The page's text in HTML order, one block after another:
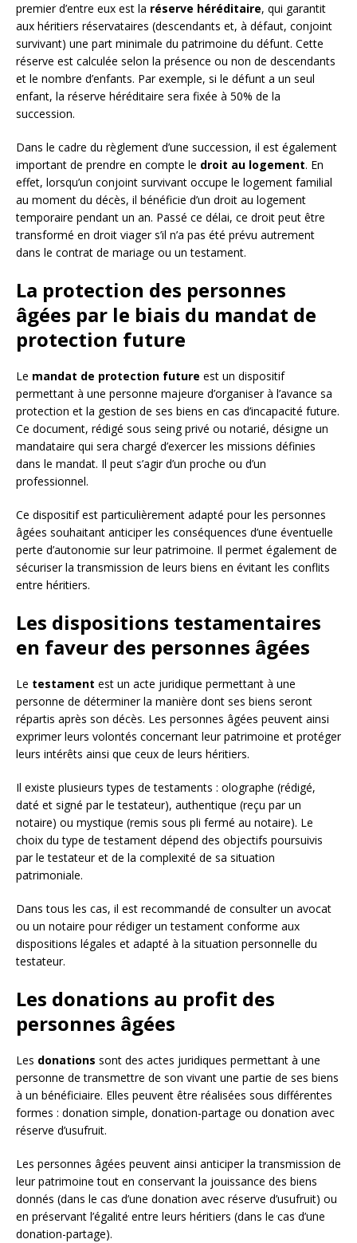
premier d’entre eux est la réserve héréditaire, qui garantit
aux héritiers réservataires (descendants et, à défaut, conjoint
survivant) une part minimale du patrimoine du défunt. Cette
réserve est calculée selon la présence ou non de descendants
et le nombre d’enfants. Par exemple, si le défunt a un seul
enfant, la réserve héréditaire sera fixée à 50% de la
succession.
Dans le cadre du règlement d’une succession, il est également
important de prendre en compte le droit au logement. En
effet, lorsqu’un conjoint survivant occupe le logement familial
au moment du décès, il bénéficie d’un droit au logement
temporaire pendant un an. Passé ce délai, ce droit peut être
transformé en droit viager s’il n’a pas été prévu autrement
dans le contrat de mariage ou un testament.
La protection des personnes
âgées par le biais du mandat de
protection future
Le mandat de protection future est un dispositif
permettant à une personne majeure d’organiser à l’avance sa
protection et la gestion de ses biens en cas d’incapacité future.
Ce document, rédigé sous seing privé ou notarié, désigne un
mandataire qui sera chargé d’exercer les missions définies
dans le mandat. Il peut s’agir d’un proche ou d’un
professionnel.
Ce dispositif est particulièrement adapté pour les personnes
âgées souhaitant anticiper les conséquences d’une éventuelle
perte d’autonomie sur leur patrimoine. Il permet également de
sécuriser la transmission de leurs biens en évitant les conflits
entre héritiers.
Les dispositions testamentaires
en faveur des personnes âgées
Le testament est un acte juridique permettant à une
personne de déterminer la manière dont ses biens seront
répartis après son décès. Les personnes âgées peuvent ainsi
exprimer leurs volontés concernant leur patrimoine et protéger
leurs intérêts ainsi que ceux de leurs héritiers.
Il existe plusieurs types de testaments : olographe (rédigé,
daté et signé par le testateur), authentique (reçu par un
notaire) ou mystique (remis sous pli fermé au notaire). Le
choix du type de testament dépend des objectifs poursuivis
par le testateur et de la complexité de sa situation
patrimoniale.
Dans tous les cas, il est recommandé de consulter un avocat
ou un notaire pour rédiger un testament conforme aux
dispositions légales et adapté à la situation personnelle du
testateur.
Les donations au profit des
personnes âgées
Les donations sont des actes juridiques permettant à une
personne de transmettre de son vivant une partie de ses biens
à un bénéficiaire. Elles peuvent être réalisées sous différentes
formes : donation simple, donation-partage ou donation avec
réserve d’usufruit.
Les personnes âgées peuvent ainsi anticiper la transmission de
leur patrimoine tout en conservant la jouissance des biens
donnés (dans le cas d’une donation avec réserve d’usufruit) ou
en préservant l’égalité entre leurs héritiers (dans le cas d’une
donation-partage).